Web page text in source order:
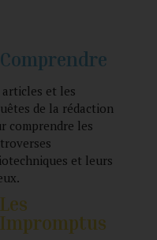
Comprendre
articles et les
de la rédaction
comprendre les
et leurs
Les
Impromptus